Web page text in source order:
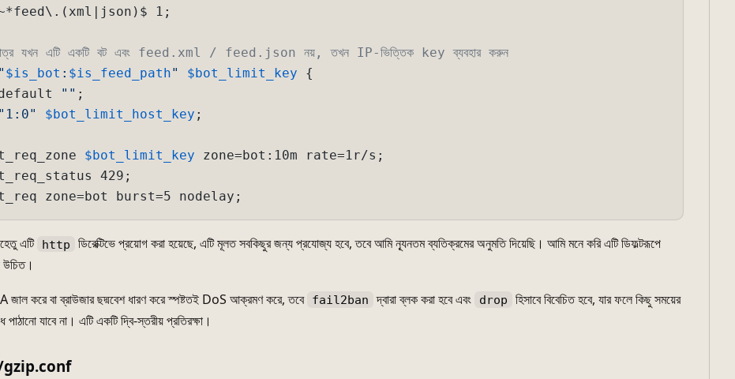
1;
যখন এটি একটি বট এবং feed.xml / feed.json নয়, তখন IP-ভিত্তিক key ব্যবহার করুন
" $is_bot : $is_feed_path" $bot_limit_key {
"" ;
"1:0"
$bot_limit_host_key ;
$bot_limit_key zone=bot:10m rate=1r/s;
429;
zone=bot burst=5 nodelay;
এটি http
ডিরেক্টিভে প্রয়োগ করা হয়েছে, এটি মূলত সবকিছুর জন্য প্রযোজ্য হবে, তবে আমি ন্যূনতম ব্যতিক্রমের অনুমতি দিয়েছি। আমি মনে করি এটি ডিফল্টরূপে
উচিত।
জাল করে বা ব্রাউজার ছদ্মবেশ ধারণ করে স্পষ্টতই DoS আক্রমণ করে, তবে fail2ban দ্বারা ব্লক করা হবে এবং drop
হিসাবে বিবেচিত হবে, যার ফলে কিছু সময়ের
যাবে না। এটি একটি দ্বি-স্তরীয় প্রতিরক্ষা।